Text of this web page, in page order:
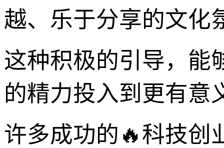
越、乐于分享的文化
这种积极的引导，能
的精力投入到更有意
许多成功的🔥科技创